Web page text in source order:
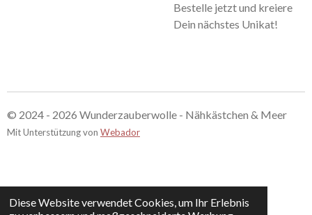
Diese Website verwendet Cookies, um Ihr Erlebnis
Bestelle jetzt und kreiere
Dein nächstes Unikat!
© 2024 - 2026 Wunderzauberwolle - Nähkästchen & Meer
Mit Unterstützung von Webador